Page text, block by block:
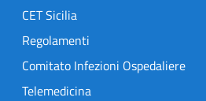
CET Sicilia
Regolamenti
Comitato Infezioni Ospedaliere
Telemedicina